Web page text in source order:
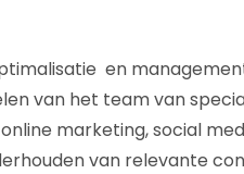
en
van het team van
marketing, social
van relevante